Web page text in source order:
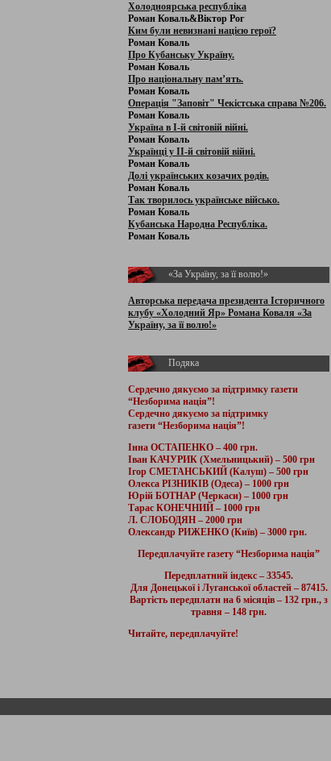
Холодноярська республіка
Роман Коваль&Віктор Рог
Ким були невизнані нацією герої?
Роман Коваль
Про Кубанську Україну.
Роман Коваль
Про національну пам’ять.
Роман Коваль
Операція "Заповіт" Чекістська справа №206.
Роман Коваль
Україна в І-й світовій війні.
Роман Коваль
Українці у ІІ-й світовій війні.
Роман Коваль
Долі українських козачих родів.
Роман Коваль
Так творилось українське військо.
Роман Коваль
Кубанська Народна Республіка.
Роман Коваль
«За Україну, за її волю!»
Авторська передача президента Історичного
клубу «Холодний Яр» Романа Коваля «За
Україну, за її волю!»
Подяка
Сердечно дякуємо за підтримку газети
“Незборима нація”!
Сердечно дякуємо за підтримку
газети “Незборима нація”!
Інна ОСТАПЕНКО – 400 грн.
Іван КАЧУРИК (Хмельницький) – 500 грн
Ігор СМЕТАНСЬКИЙ (Калуш) – 500 грн
Олекса РІЗНИКІВ (Одеса) – 1000 грн
Юрій БОТНАР (Черкаси) – 1000 грн
Тарас КОНЕЧНИЙ – 1000 грн
Л. СЛОБОДЯН – 2000 грн
Олександр РИЖЕНКО (Київ) – 3000 грн.
Передплачуйте газету “Незборима нація”
Передплатний індекс – 33545.
Для Донецької і Луганської областей – 87415.
Вартість передплати на 6 місяців – 132 грн., з
травня – 148 грн.
Читайте, передплачуйте!